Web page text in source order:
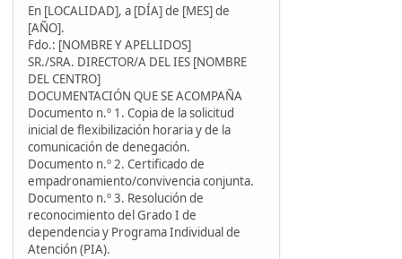
En [LOCALIDAD], a [DÍA] de [MES] de
[AÑO].
Fdo.: [NOMBRE Y APELLIDOS]
SR./SRA. DIRECTOR/A DEL IES [NOMBRE
DEL CENTRO]
DOCUMENTACIÓN QUE SE ACOMPAÑA
Documento n.º 1. Copia de la solicitud
inicial de flexibilización horaria y de la
comunicación de denegación.
Documento n.º 2. Certificado de
empadronamiento/convivencia conjunta.
Documento n.º 3. Resolución de
reconocimiento del Grado I de
dependencia y Programa Individual de
Atención (PIA).